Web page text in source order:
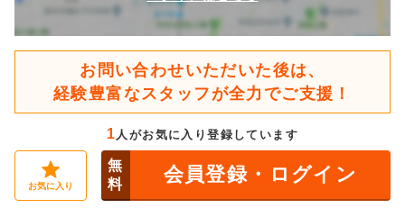
お問い合わせいただいた後は、
経験豊富なスタッフが全力でご支援！
1人がお気に入り登録しています
お気に入り
無
料
会員登録・ログイン